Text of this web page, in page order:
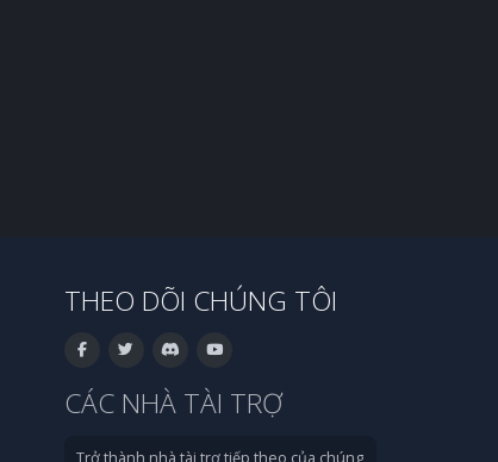
THEO DÕI CHÚNG TÔI
CÁC NHÀ TÀI TRỢ
Trở thành nhà tài trợ tiếp theo của chúng